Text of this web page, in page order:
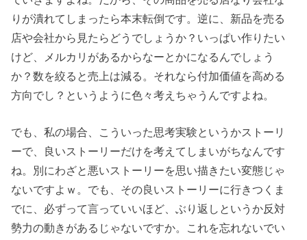
りが潰れてしまったら本末転倒です。逆に、新品を売る
店や会社から見たらどうでしょうか？いっぱい作りたい
けど、メルカリがあるからなーとかになるんでしょう
か？数を絞ると売上は減る。それなら付加価値を高める
方向でし？というように色々考えちゃうんですよね。
でも、私の場合、こういった思考実験というかストーリ
ーで、良いストーリーだけを考えてしまいがちなんです
ね。別にわざと悪いストーリーを思い描きたい変態じゃ
ないですよｗ。でも、その良いストーリーに行きつくま
でに、必ずって言っていいほど、ぶり返しというか反対
勢力の動きがあるじゃないですか。これを忘れないでい